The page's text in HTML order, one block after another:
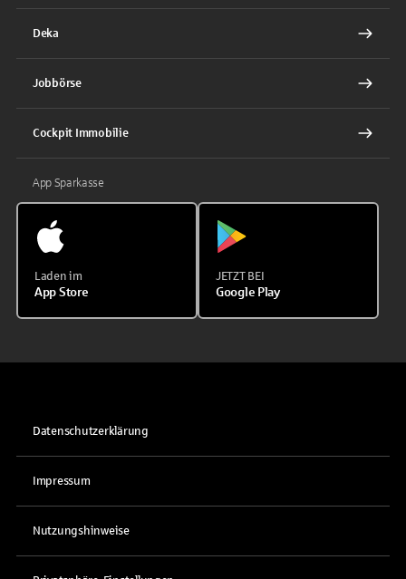
Deka
Jobbörse
Cockpit Immobilie
App Sparkasse
Laden im
App Store
JETZT BEI
Google Play
Datenschutzerklärung
Impressum
Nutzungshinweise